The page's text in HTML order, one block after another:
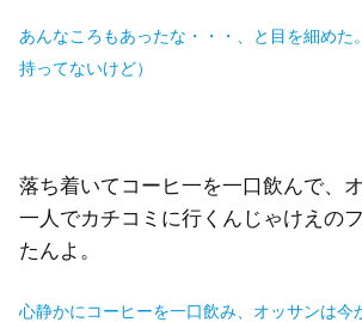
あんなころもあったな・・・、と目を細めた
持ってないけど）
落ち着いてコーヒ一を一口飲んで、
一人でカチコミに行くんじゃけえの
たんよ。
心静かにコーヒーを一口飲み、オッサンは今